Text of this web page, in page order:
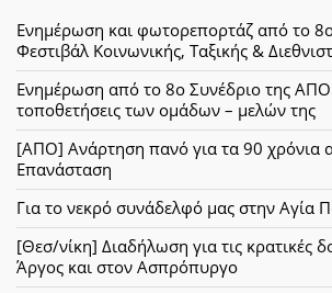
Ενημέρωση και φωτορεπορτάζ από το
Φεστιβάλ Κοινωνικής, Ταξικής &
Ενημέρωση από το 8ο Συνέδριο της
τοποθετήσεις των ομάδων – μελών της
[ΑΠΟ] Ανάρτηση πανό για τα 90 χρόνια
Επανάσταση
Για το νεκρό συνάδελφό μας στην Αγία
[Θεσ/νίκη] Διαδήλωση για τις κρατικές
Άργος και στον Ασπρόπυργο